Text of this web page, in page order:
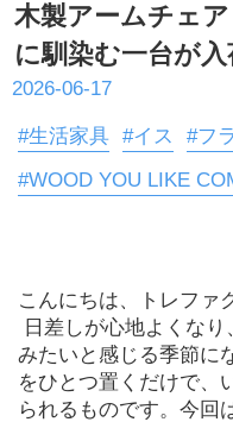
木製アームチェ
に馴染む一台が入
2026-06-17
#生活家具 #イス
#フ
#WOOD YOU LIKE
こんにちは、トレファ
みたいと感じる季節に
をひとつ置くだけで、
られるものです。今回